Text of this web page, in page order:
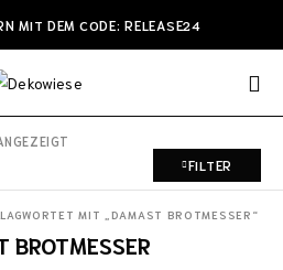
MIT DEM CODE: RELEASE24
FILTER
BROTMESSER
MIT „DAMAST BROTMESSER“